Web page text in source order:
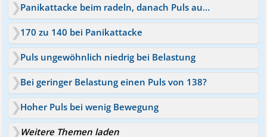
Panikattacke beim radeln, danach Puls auf 170
170 zu 140 bei Panikattacke
Puls ungewöhnlich niedrig bei Belastung
Bei geringer Belastung einen Puls von 138?
Hoher Puls bei wenig Bewegung
Weitere Themen laden